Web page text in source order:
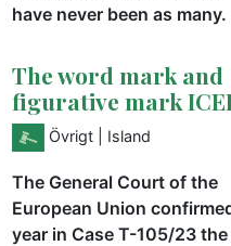
have never been as many.
The word mark and
figurative mark
Övrigt | Island
The General Court of the
European Union
year in Case T-105/23 the